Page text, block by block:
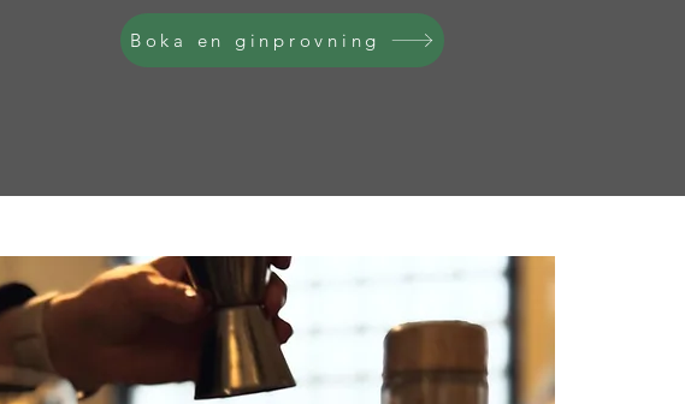
Boka en ginprovning